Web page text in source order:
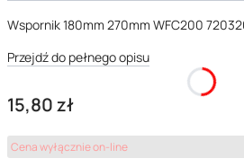
Wspornik 180mm 270mm WFC200
Przejdź do pełnego opisu
Cena
15,80 zł
Cena wyłącznie on-line